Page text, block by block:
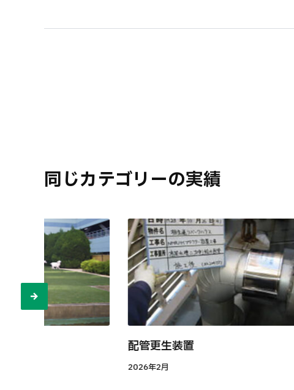
同じカテゴリーの実績
配管更生装置
2026年2月